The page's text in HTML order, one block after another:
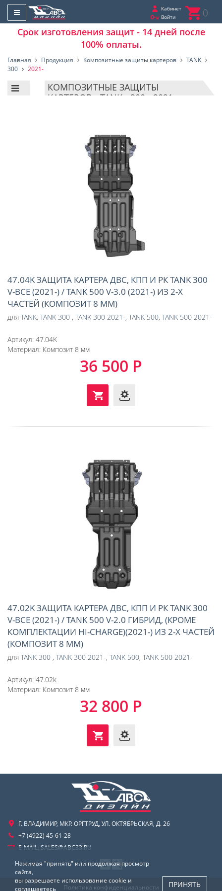
Кабинет
Войти
0
Срок изготовления защит - 14 дней после
100% оплаты.
Главная Продукция Композитные защиты картеров
TANK
300
2021-
КОМПОЗИТНЫЕ ЗАЩИТЫ
КАРТЕРОВ - TANK - 300 - 2021-
47.04K ЗАЩИТА КАРТЕРА ДВС, КПП И РК TANK 300
V-ВСЕ (2021-) / TANK 500 V-3.0 (2021-) ИЗ 2-Х
ЧАСТЕЙ (КОМПОЗИТ 8 ММ)
для TANK, TANK 300 , TANK 300 2021-, TANK 500, TANK 500 2021-
Артикул: 47.04K
Материал: Композит 8 мм
36 500 Р
47.02K ЗАЩИТА КАРТЕРА ДВС, КПП И РК TANK 300
V-ВСЕ (2021-) / TANK 500 V-2.0 ГИБРИД, (КРОМЕ
КОМПЛЕКТАЦИИ HI-CHARGE)(2021-) ИЗ 2-Х ЧАСТЕЙ
(КОМПОЗИТ 8 ММ)
для TANK 300 , TANK 300 2021-, TANK 500, TANK 500 2021-
Артикул: 47.02k
Материал: Композит 8 мм
32 800 Р
Г. ВЛАДИМИР, МКР. ОРГТРУД, УЛ. ОКТЯБРЬСКАЯ, Д. 26
+7 (4922) 45-61-28
E-MAIL: SALES@ABC33.RU
Политика конфиденциальности
Нажимая "принять" или продолжая просмотр
сайта,
вы разрешаете использование cookie и
соглашаетесь
ПРИНЯТЬ